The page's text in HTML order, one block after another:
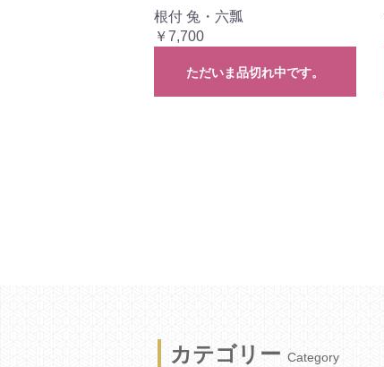
根付 兔・六瓢
￥7,700
ただいま品切れ中です。
カテゴリー Category